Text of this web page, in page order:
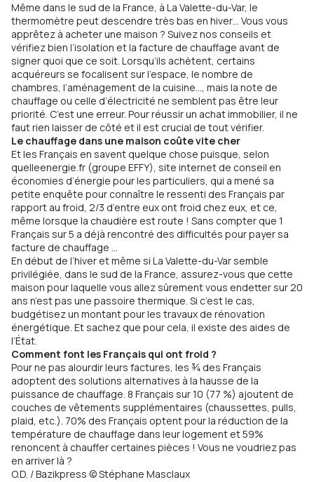
Même dans le sud de la France, à La Valette-du-Var, le
thermomètre peut descendre très bas en hiver… Vous vous
apprêtez à acheter une maison ? Suivez nos conseils et
vérifiez bien l’isolation et la facture de chauffage avant de
signer quoi que ce soit. Lorsqu’ils achètent, certains
acquéreurs se focalisent sur l’espace, le nombre de
chambres, l’aménagement de la cuisine…, mais la note de
chauffage ou celle d’électricité ne semblent pas être leur
priorité. C’est une erreur. Pour réussir un achat immobilier, il ne
faut rien laisser de côté et il est crucial de tout vérifier.
Le chauffage dans une maison coûte vite cher
Et les Français en savent quelque chose puisque, selon
quelleenergie.fr (groupe EFFY), site internet de conseil en
économies d’énergie pour les particuliers, qui a mené sa
petite enquête pour connaître le ressenti des Français par
rapport au froid, 2/3 d’entre eux ont froid chez eux, et ce,
même lorsque la chaudière est route ! Sans compter que 1
Français sur 5 a déjà rencontré des difficultés pour payer sa
facture de chauffage …
En début de l’hiver et même si La Valette-du-Var semble
privilégiée, dans le sud de la France, assurez-vous que cette
maison pour laquelle vous allez sûrement vous endetter sur 20
ans n’est pas une passoire thermique. Si c’est le cas,
budgétisez un montant pour les travaux de rénovation
énergétique. Et sachez que pour cela, il existe des aides de
l’État.
Comment font les Français qui ont froid ?
Pour ne pas alourdir leurs factures, les ¾ des Français
adoptent des solutions alternatives à la hausse de la
puissance de chauffage. 8 Français sur 10 (77 %) ajoutent de
couches de vêtements supplémentaires (chaussettes, pulls,
plaid, etc.). 70% des Français optent pour la réduction de la
température de chauffage dans leur logement et 59%
renoncent à chauffer certaines pièces ! Vous ne voudriez pas
en arriver là ?
O.D. / Bazikpress © Stéphane Masclaux